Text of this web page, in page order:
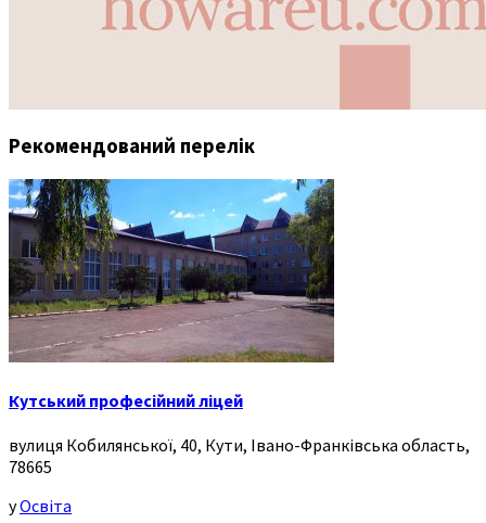
Рекомендований перелік
Кутський професійний ліцей
вулиця Кобилянської, 40, Кути, Івано-Франківська область,
78665
уОсвіта